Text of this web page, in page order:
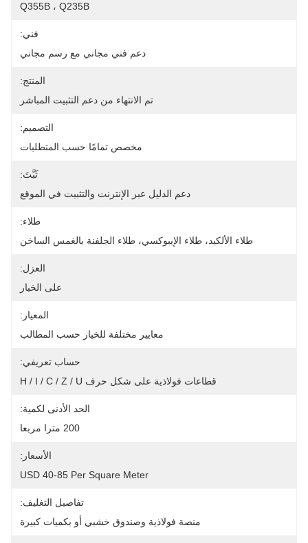
Q355B ، Q235B
فني:
دعم فني مجاني مع رسم مجاني
المنتج:
تم الانتهاء من دعم التثبيت المباشر
التصميم:
مخصص تمامًا حسب المتطلبات
ثَبَّتَ:
دعم الدليل عبر الإنترنت والتثبيت في الموقع
طلاء:
طلاء الألكيد، طلاء الإيبوكسي، طلاء الجلفنة بالغمس الساخن
العزل:
على الخيار
المعيار:
معايير مختلفة للخيار حسب المطالب
حساب تعريفي:
قطاعات فولاذية على شكل حرف H / I / C / Z / U
الحد الأدنى لكمية:
200 مترا مربعا
الأسعار:
USD 40-85 Per Square Meter
تفاصيل التغليف:
منصة فولاذية وصندوق خشبي أو بكميات كبيرة